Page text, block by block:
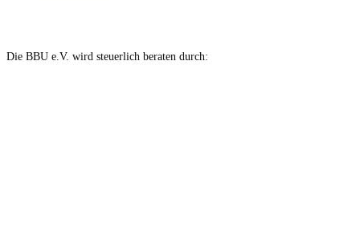
Die BBU e.V. wird steuerlich beraten durch: